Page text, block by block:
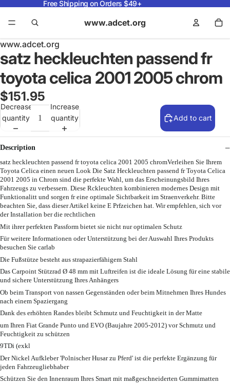
Free Shipping on Orders $49+
www.adcet.org
www.adcet.org
satz heckleuchten passend fr
toyota celica 2001 2005 chrom
$151.95
Decrease
quantity
Increase
quantity
Add to cart
Description
satz heckleuchten passend fr toyota celica 2001 2005 chromVerleihen Sie Ihrem
Toyota Celica einen neuen Look Die Satz Heckleuchten passend fr Toyota Celica
2001 2005 in Chrom sind die perfekte Wahl, um das Erscheinungsbild Ihres
Fahrzeugs zu verbessern. Diese Rckleuchten kombinieren modernes Design mit
Funktionalitt und sorgen fr eine optimale Sichtbarkeit im Straenverkehr. Bitte
beachten Sie, dass dieser Artikel keine E Prfzeichen hat. Wir empfehlen, sich vor
der Installation ber die rechtlichen
Mit ihrer perfekten Passform bietet sie nicht nur optimalen Schutz
Für weitere Informationen oder Unterstützung bei der Auswahl Ihres Produkts
besuchen Sie carlab
Die Fußstütze besteht aus strapazierfähigem Stahl
Das Carpoint Stützrad Ø 48 mm mit Luftreifen ist die ideale Lösung für eine stabile
und sichere Unterstützung Ihres Anhängers
Ob beim Transport von nassen Gegenständen oder beim Mitnehmen Ihres Hundes
nach einem Spaziergang
Dank des erhöhten Randes bleibt Schmutz und Feuchtigkeit in der Matte
um Ihren Fiat Grande Punto und EVO (Baujahre 2005-2012) vor Schmutz und
Feuchtigkeit zu schützen
9TDi (exkl
Der Nickel Aufkleber 'Polnischer Husar zu Pferd' ist die perfekte Ergänzung für
jeden Fahrzeugliebhaber
Schützen Sie den Innenraum Ihres Smart mit maßgeschneiderten Gummimatten